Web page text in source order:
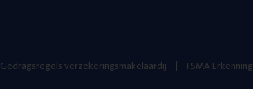
Gedragsregels verzekeringsmakelaardij FSMA Erkenning